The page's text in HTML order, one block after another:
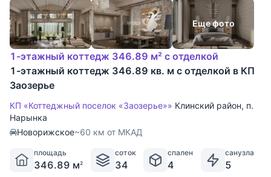
Еще фото
1-этажный коттедж 346.89 м² с отделкой
1-этажный коттедж 346.89 кв. м с отделкой в КП
Заозерье
КП «Коттеджный поселок «Заозерье»» Клинский район, п.
Нарынка
Новорижское~60 км от МКАД
площадь
346.89 м2
соток
34
спален
4
санузла
5